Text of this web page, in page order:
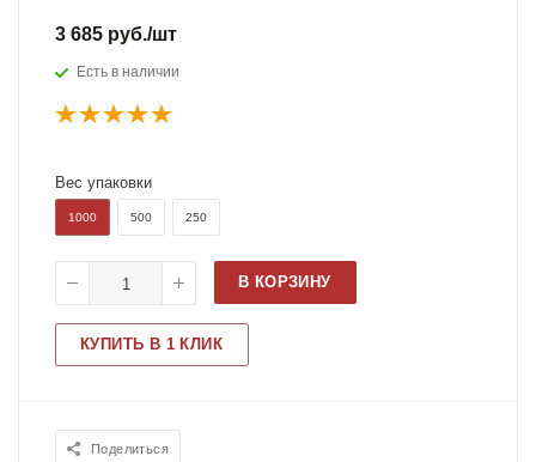
3 685 руб./шт
Есть в наличии
Вес упаковки
1000 500 250
В КОРЗИНУ
КУПИТЬ В 1 КЛИК
Поделиться